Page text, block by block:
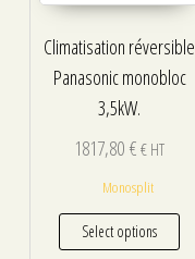
Climatisation réversible
Panasonic monobloc
3,5kW.
1817,80€ € HT
Monosplit
Select options